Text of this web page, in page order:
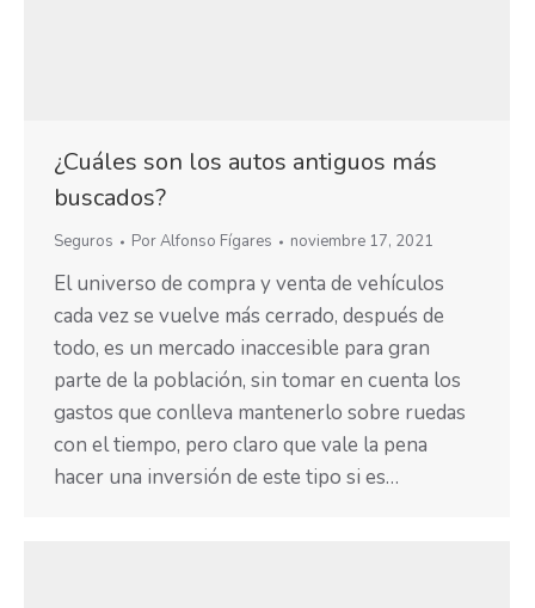
¿Cuáles son los autos antiguos más
buscados?
Seguros PorAlfonso Fígares noviembre 17, 2021
El universo de compra y venta de vehículos
cada vez se vuelve más cerrado, después de
todo, es un mercado inaccesible para gran
parte de la población, sin tomar en cuenta los
gastos que conlleva mantenerlo sobre ruedas
con el tiempo, pero claro que vale la pena
hacer una inversión de este tipo si es…